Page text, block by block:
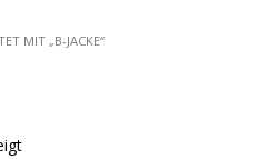
MIT „B-JACKE“